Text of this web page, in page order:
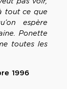
tout ce que
espère
Ponette
toutes les
1996